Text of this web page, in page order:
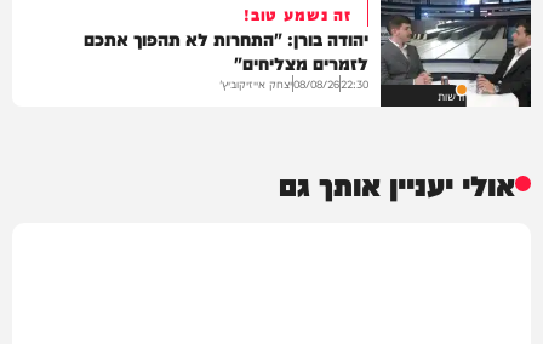
חדשות
זה נשמע טוב!
יהודה בורן: "התחרות לא תהפוך אתכם
לזמרים מצליחים"
22:30
08/08/26יצחק אייזיקוביץ'
אולי יעניין אותך גם